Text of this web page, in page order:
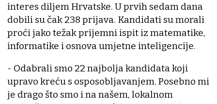
interes diljem Hrvatske. U prvih sedam dana
dobili su čak 238 prijava. Kandidati su morali
proći jako težak prijemni ispit iz matematike,
informatike i osnova umjetne inteligencije.
- Odabrali smo 22 najbolja kandidata koji
upravo kreću s osposobljavanjem. Posebno mi
je drago što smo i na našem, lokalnom